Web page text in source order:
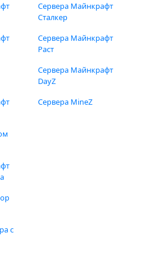
с
Сервера Майнкрафт
Сталкер
Сервера Майнкрафт
Раст
Сервера Майнкрафт
DayZ
Сервера MineZ